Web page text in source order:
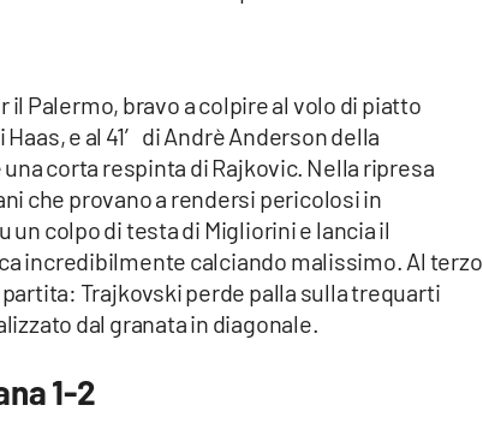
il Palermo, bravo a colpire al volo di piatto
e al 41′ di Andrè Anderson della
corta respinta di Rajkovic. Nella ripresa
che provano a rendersi pericolosi in
un colpo di testa di Migliorini e lancia il
incredibilmente calciando malissimo. Al terzo
Trajkovski perde palla sulla trequarti
dal granata in diagonale.
1-2